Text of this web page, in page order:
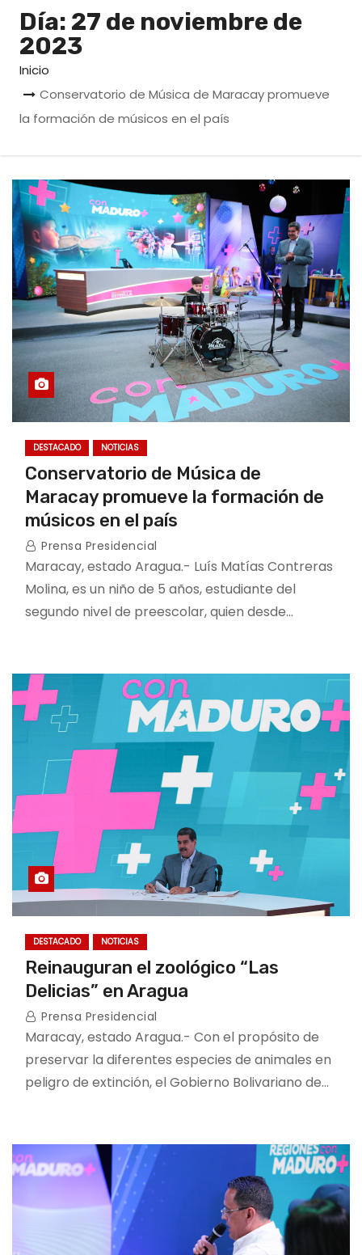
Día: 27 de noviembre de
2023
Inicio
Conservatorio de Música de Maracay promueve
la formación de músicos en el país
DESTACADO NOTICIAS
Conservatorio de Música de
Maracay promueve la formación de
músicos en el país
Prensa Presidencial
Maracay, estado Aragua.- Luís Matías Contreras
Molina, es un niño de 5 años, estudiante del
segundo nivel de preescolar, quien desde…
DESTACADO NOTICIAS
Reinauguran el zoológico “Las
Delicias” en Aragua
Prensa Presidencial
Maracay, estado Aragua.- Con el propósito de
preservar la diferentes especies de animales en
peligro de extinción, el Gobierno Bolivariano de…